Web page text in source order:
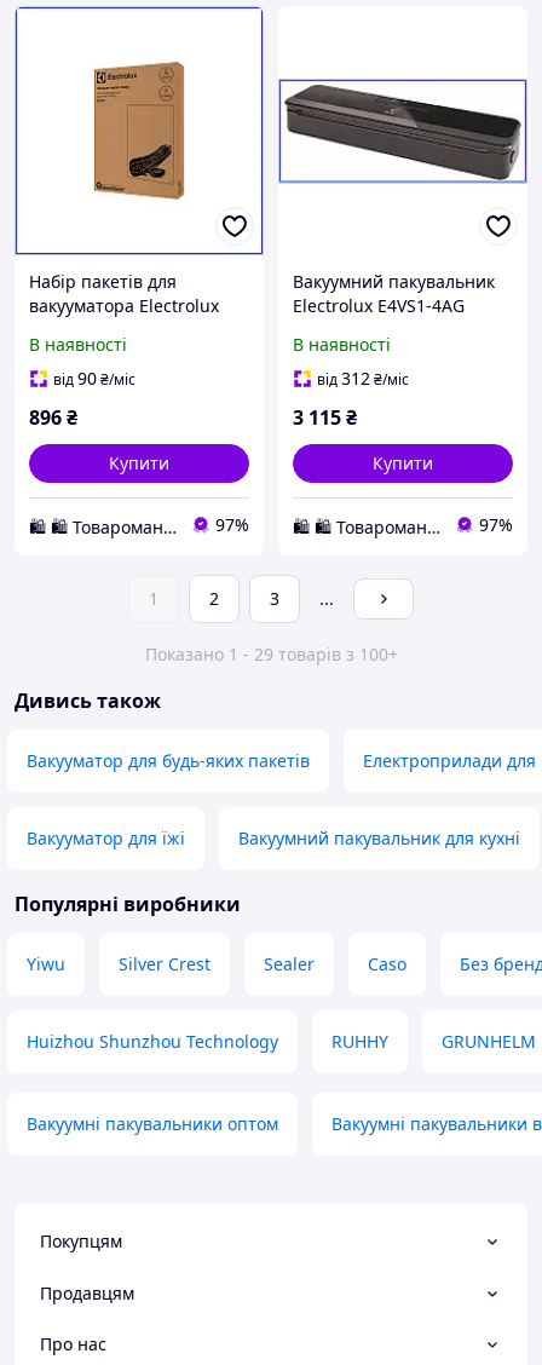
Набір пакетів для
вакууматора Electrolux
поліетилен харчовий для
зберігання заморозки
В наявності
від90₴/міс
896₴
Купити
🛍️ 🛍️ Товароманія 🛍️ 🛍️ 97%
Вакуумний пакувальник
Electrolux E4VS1-4AG
вакууматор для продуктів
та 10 пакетів у наборі
В наявності
від312₴/міс
3 115₴
Купити
🛍️ 🛍️ Товароманія 🛍️ 🛍️ 97%
1 2 3 ...
Показано 1 - 29 товарів з 100+
Дивись також
Вакууматор для будь-яких пакетів Електроприлади для
Вакууматор для їжі Вакуумний пакувальник для кухні
Популярні виробники
Yiwu Silver Crest Sealer Caso Без
Huizhou Shunzhou Technology RUHHY GRUNHELM
Вакуумні пакувальники оптом Вакуумні пакувальники
Покупцям
Продавцям
Про нас